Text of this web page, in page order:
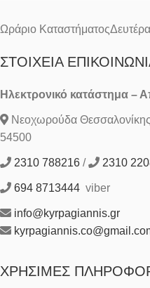
Ωράριο
ΣΤΟΙΧΕΊΑ
Ηλεκτρονικό κατάστημα –
Νεοχωρούδα
54500
2310 788216 / 2310
694 8713444 viber
info@kyrpagiannis.gr
ΧΡΉΣΙΜΕΣ